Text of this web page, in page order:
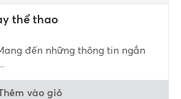
thể thao
đến những thông tin ngắn
vào giỏ